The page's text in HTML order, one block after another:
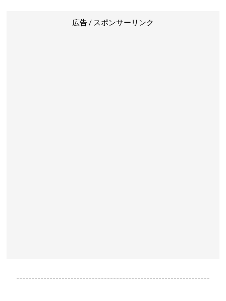
広告 / スポンサーリンク
----------------------------------------------------------------